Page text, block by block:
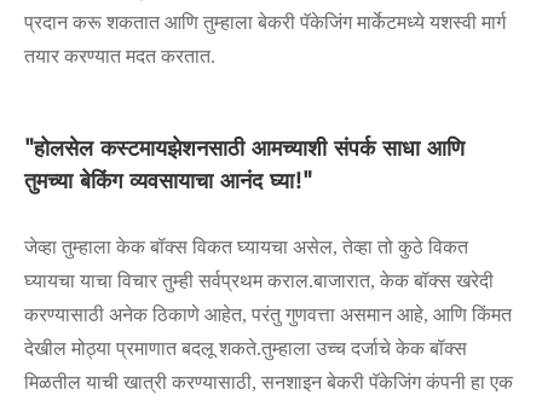
प्रदान करू शकतात आणि तुम्हाला बेकरी पॅकेजिंग मार्केटमध्ये यशस्वी मार्ग
तयार करण्यात मदत करतात.
"होलसेल कस्टमायझेशनसाठी आमच्याशी संपर्क साधा आणि
तुमच्या बेकिंग व्यवसायाचा आनंद घ्या!"
जेव्हा तुम्हाला केक बॉक्स विकत घ्यायचा असेल, तेव्हा तो कुठे विकत
घ्यायचा याचा विचार तुम्ही सर्वप्रथम कराल.बाजारात, केक बॉक्स खरेदी
करण्यासाठी अनेक ठिकाणे आहेत, परंतु गुणवत्ता असमान आहे, आणि किंमत
देखील मोठ्या प्रमाणात बदलू शकते.तुम्हाला उच्च दर्जाचे केक बॉक्स
मिळतील याची खात्री करण्यासाठी, सनशाइन बेकरी पॅकेजिंग कंपनी हा एक